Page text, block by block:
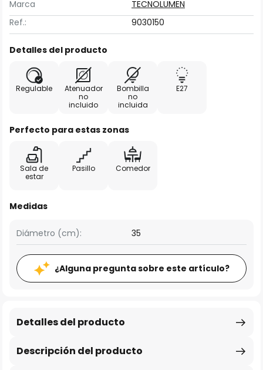
Marca
TECNOLUMEN
Ref.:
9030150
Detalles del producto
Regulable
Atenuador
no
incluido
Bombilla
no
incluida
E27
Perfecto para estas zonas
Sala de
estar
Pasillo Comedor
Medidas
Diámetro (cm): 35
¿Alguna pregunta sobre este artículo?
Descripción del producto
Detalles del producto